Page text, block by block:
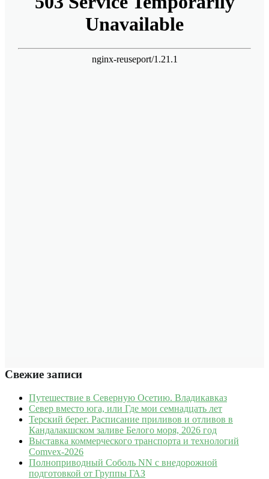
Свежие записи
Путешествие в Северную Осетию. Владикавказ
Север вместо юга, или Где мои семнадцать лет
Терский берег. Расписание приливов и отливов в
Кандалакшском заливе Белого моря, 2026 год
Выставка коммерческого транспорта и технологий
Comvex-2026
Полноприводный Соболь NN с внедорожной
подготовкой от Группы ГАЗ